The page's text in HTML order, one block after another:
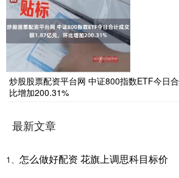
炒股股票配资平台网 中证800指数ETF今日
比增加200.31%
最新文章
1、 怎么做好配资 花旗上调思科目标价